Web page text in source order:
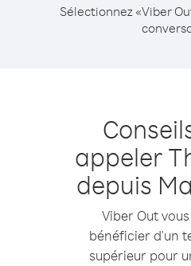
Sélectionnez «Viber
appeler
depuis
Viber Out
bénéficier d'un
supérieur pour